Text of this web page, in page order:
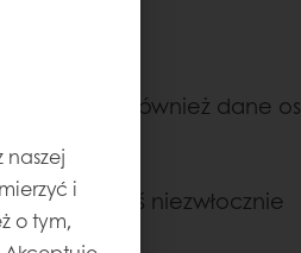
nam również dane
zmiany, byś niezwłocznie
naszej
i
o tym,